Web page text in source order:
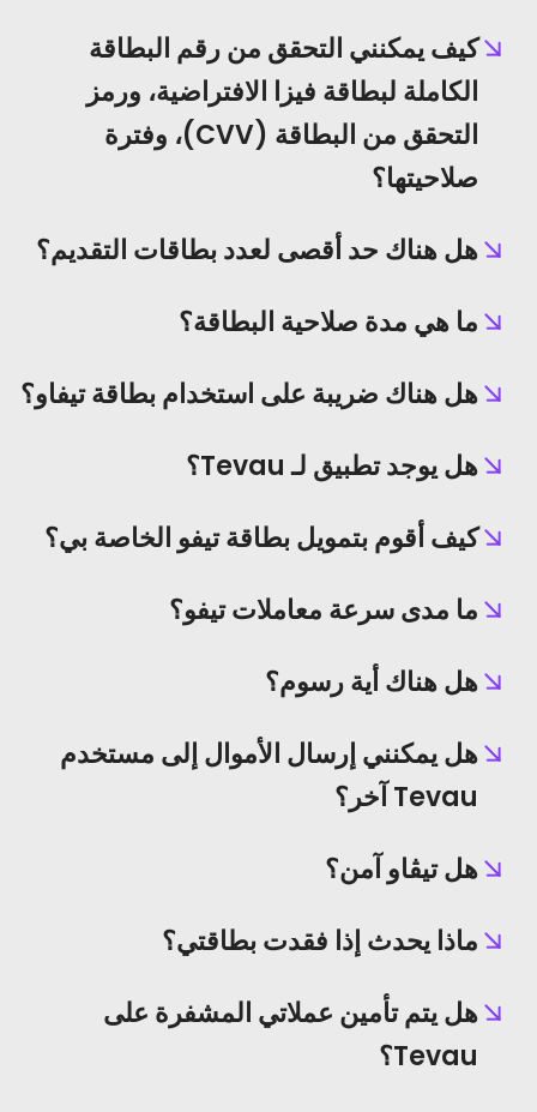
كيف يمكنني التحقق من رقم البطاقة
الكاملة لبطاقة فيزا الافتراضية، ورمز
التحقق من البطاقة (CVV)، وفترة
صلاحيتها؟
هل هناك حد أقصى لعدد بطاقات التقديم؟
ما هي مدة صلاحية البطاقة؟
هل هناك ضريبة على استخدام بطاقة تيفاو؟
هل يوجد تطبيق لـ Tevau؟
كيف أقوم بتمويل بطاقة تيفو الخاصة بي؟
ما مدى سرعة معاملات تيفو؟
هل هناك أية رسوم؟
هل يمكنني إرسال الأموال إلى مستخدم
Tevau آخر؟
هل تيڤاو آمن؟
ماذا يحدث إذا فقدت بطاقتي؟
هل يتم تأمين عملاتي المشفرة على
Tevau؟